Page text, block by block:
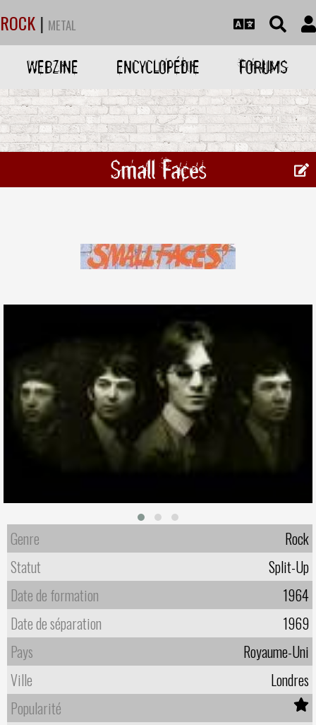
ROCK | METAL
WEBZINE ENCYCLOPÉDIE FORUMS
Small Faces
Genre
Rock
Statut
Split-Up
Date de formation
1964
Date de séparation
1969
Pays
Royaume-Uni
Ville
Londres
Popularité